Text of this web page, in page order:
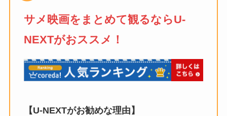
サメ映画をまとめて観るならU-
NEXTがおススメ！
【U-NEXTがお勧めな理由】